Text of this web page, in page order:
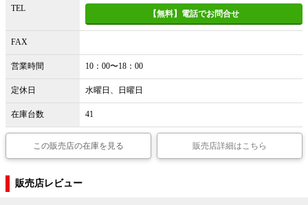
TEL
【無料】電話でお問合せ
FAX
営業時間 10：00〜18：00
定休日 水曜日、日曜日
在庫台数 41
この販売店の在庫を見る 販売店詳細はこちら
販売店レビュー